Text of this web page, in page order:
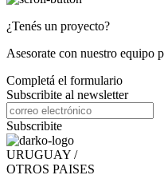
¿Tenés un proyecto?
Asesorate con nuestro equipo
Completá el formulario
Subscribite al newsletter
Subscribite
URUGUAY /
OTROS PAISES